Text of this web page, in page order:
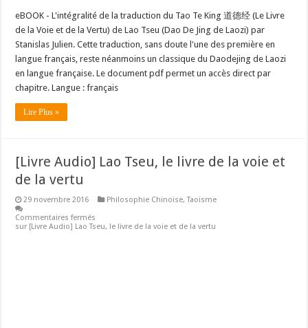
eBOOK - L'intégralité de la traduction du Tao Te King 道德经 (Le Livre
de la Voie et de la Vertu) de Lao Tseu (Dao De Jing de Laozi) par
Stanislas Julien. Cette traduction, sans doute l'une des première en
langue français, reste néanmoins un classique du Daodejing de Laozi
en langue française. Le document pdf permet un accès direct par
chapitre. Langue : français
Lire Plus »
[Livre Audio] Lao Tseu, le livre de la voie et
de la vertu
29 novembre 2016 Philosophie Chinoise,Taoisme
Commentaires fermés
sur [Livre Audio] Lao Tseu, le livre de la voie et de la vertu